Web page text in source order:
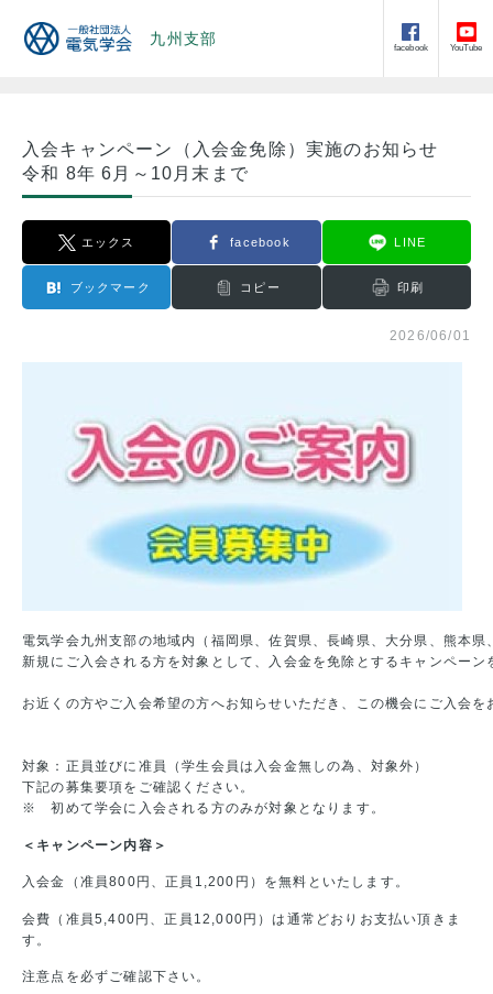
九州支部
facebook YouTube
入会キャンペーン（入会金免除）実施のお知らせ
令和 8年 6月～10月末まで
エックス facebook LINE
ブックマーク コピー 印刷
2026/06/01
電気学会九州支部の地域内（福岡県、佐賀県、長崎県、大分県、熊本
新規にご入会される方を対象として、入会金を免除とするキャンペーン
お近くの方やご入会希望の方へお知らせいただき、この機会にご入会を
対象：正員並びに准員（学生会員は入会金無しの為、対象外）
下記の募集要項をご確認ください。
※　初めて学会に入会される方のみが対象となります。
＜キャンペーン内容＞
入会金（准員800円、正員1,200円）を無料といたします。
会費（准員5,400円、正員12,000円）は通常どおりお支払い頂きま
す。
注意点を必ずご確認下さい。